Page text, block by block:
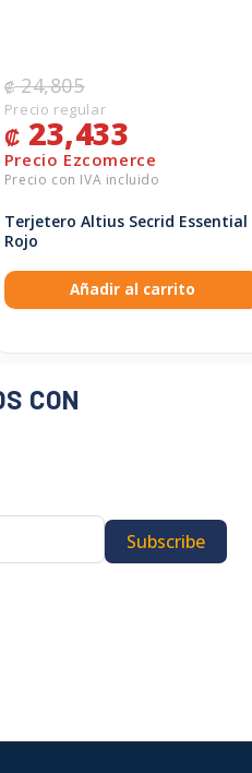
₡24,805
₡ 23,433
Terjetero Altius Secrid Essential
Rojo
Añadir al carrito
CON
Subscribe